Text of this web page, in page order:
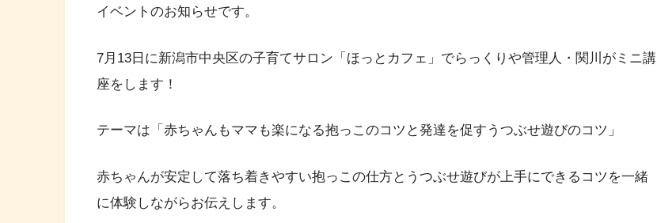
イベントのお知らせです。
7月13日に新潟市中央区の子育てサロン「ほっとカフェ」でらっくりや管理人・関川がミニ講
座をします！
テーマは「赤ちゃんもママも楽になる抱っこのコツと発達を促すうつぶせ遊びのコツ」
赤ちゃんが安定して落ち着きやすい抱っこの仕方とうつぶせ遊びが上手にできるコツを一緒
に体験しながらお伝えします。